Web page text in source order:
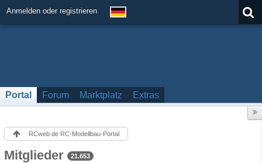
Anmelden oder registrieren
Portal Forum Marktplatz Extras
RCweb.de RC-Modellbau-Portal
Mitglieder 21.653